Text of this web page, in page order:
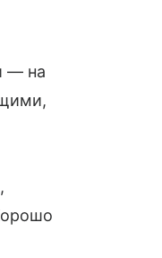
— на